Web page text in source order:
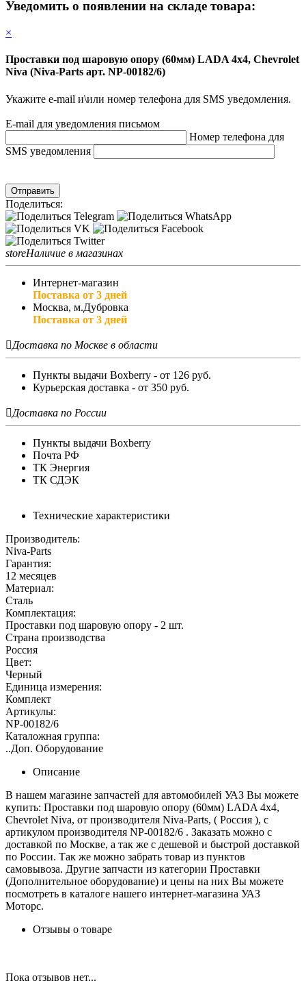
Уведомить о появлении на складе товара:
×
Проставки под шаровую опору (60мм) LADA 4х4, Chevrolet
Niva (Niva-Parts арт. NP-00182/6)
Укажите e-mail и\или номер телефона для SMS уведомления.
E-mail для уведомления письмом
Номер телефона для
SMS уведомления
Отправить
Поделиться:
storeНаличие в магазинах
Интернет-магазин
Поставка от 3 дней
Москва, м.Дубровка
Поставка от 3 дней
Доставка по Москве в области
Пункты выдачи Boxberry - от 126 руб.
Курьерская доставка - от 350 руб.
Доставка по России
Пункты выдачи Boxberry
Почта РФ
ТК Энергия
ТК СДЭК
Технические характеристики
Производитель:
Niva-Parts
Гарантия:
12 месяцев
Материал:
Сталь
Комплектация:
Проставки под шаровую опору - 2 шт.
Страна производства
Россия
Цвет:
Черный
Единица измерения:
Комплект
Артикулы:
NP-00182/6
Каталожная группа:
..Доп. Оборудование
Описание
В нашем магазине запчастей для автомобилей УАЗ Вы можете
купить: Проставки под шаровую опору (60мм) LADA 4х4,
Chevrolet Niva, от производителя Niva-Parts, ( Россия ), с
артикулом производителя NP-00182/6 . Заказать можно с
доставкой по Москве, а так же с дешевой и быстрой доставкой
по России. Так же можно забрать товар из пунктов
самовывоза. Другие запчасти из категории Проставки
(Дополнительное оборудование) и цены на них Вы можете
посмотреть в каталоге нашего интернет-магазина УАЗ
Моторс.
Отзывы о товаре
Пока отзывов нет...